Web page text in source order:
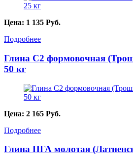
Цена: 1 135 Руб.
Подробнее
Глина С2 формовочная
50 кг
Цена: 2 165 Руб.
Подробнее
Глина ПГА молотая